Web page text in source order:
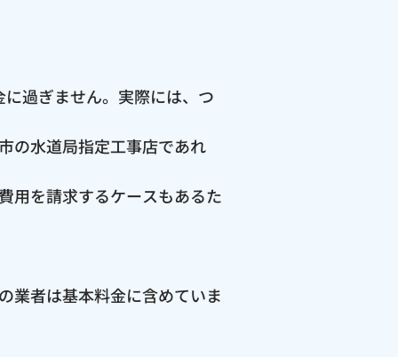
過ぎません。実際には、つ
の水道局指定工事店であれ
用を請求するケースもあるた
業者は基本料金に含めていま